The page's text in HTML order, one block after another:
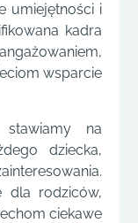
umiejętności i
kadra
wsparcie
na
dziecka,
dla rodziców,
ciekawe